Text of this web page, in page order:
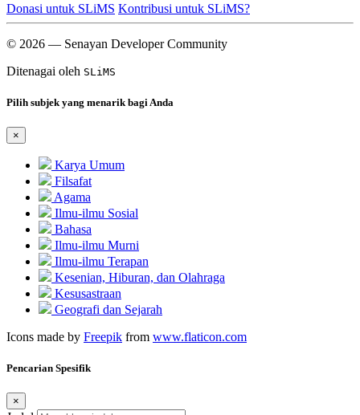
Donasi untuk SLiMS Kontribusi untuk SLiMS?
© 2026 — Senayan Developer Community
Ditenagai oleh SLiMS
Pilih subjek yang menarik bagi Anda
×
Karya Umum
Filsafat
Agama
Ilmu-ilmu Sosial
Bahasa
Ilmu-ilmu Murni
Ilmu-ilmu Terapan
Kesenian, Hiburan, dan Olahraga
Kesusastraan
Geografi dan Sejarah
Icons made by Freepik from www.flaticon.com
Pencarian Spesifik
×